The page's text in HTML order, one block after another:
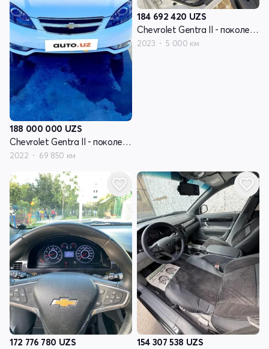
188 000 000 UZS
Chevrolet Gentra II - поколение
2022 69 850 км
184 692 420 UZS
Chevrolet Gentra II - поколение
2023 5 000 км
172 776 780 UZS
154 307 538 UZS